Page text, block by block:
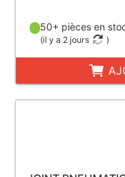
50+ pièces en
(il y a 2 jours )